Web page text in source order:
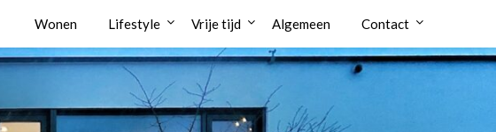
Wonen Lifestyle Vrije tijd Algemeen Contact